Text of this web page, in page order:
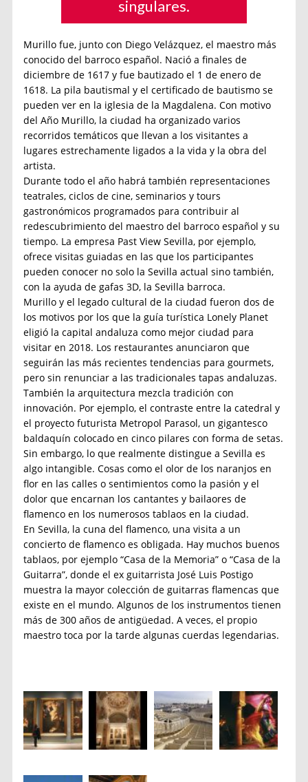
singulares.
Murillo fue, junto con Diego Velázquez, el maestro más
conocido del barroco español. Nació a finales de
diciembre de 1617 y fue bautizado el 1 de enero de
1618. La pila bautismal y el certificado de bautismo se
pueden ver en la iglesia de la Magdalena. Con motivo
del Año Murillo, la ciudad ha organizado varios
recorridos temáticos que llevan a los visitantes a
lugares estrechamente ligados a la vida y la obra del
artista.
Durante todo el año habrá también representaciones
teatrales, ciclos de cine, seminarios y tours
gastronómicos programados para contribuir al
redescubrimiento del maestro del barroco español y su
tiempo. La empresa Past View Sevilla, por ejemplo,
ofrece visitas guiadas en las que los participantes
pueden conocer no solo la Sevilla actual sino también,
con la ayuda de gafas 3D, la Sevilla barroca.
Murillo y el legado cultural de la ciudad fueron dos de
los motivos por los que la guía turística Lonely Planet
eligió la capital andaluza como mejor ciudad para
visitar en 2018. Los restaurantes anunciaron que
seguirán las más recientes tendencias para gourmets,
pero sin renunciar a las tradicionales tapas andaluzas.
También la arquitectura mezcla tradición con
innovación. Por ejemplo, el contraste entre la catedral y
el proyecto futurista Metropol Parasol, un gigantesco
baldaquín colocado en cinco pilares con forma de setas.
Sin embargo, lo que realmente distingue a Sevilla es
algo intangible. Cosas como el olor de los naranjos en
flor en las calles o sentimientos como la pasión y el
dolor que encarnan los cantantes y bailaores de
flamenco en los numerosos tablaos en la ciudad.
En Sevilla, la cuna del flamenco, una visita a un
concierto de flamenco es obligada. Hay muchos buenos
tablaos, por ejemplo “Casa de la Memoria” o “Casa de la
Guitarra”, donde el ex guitarrista José Luis Postigo
muestra la mayor colección de guitarras flamencas que
existe en el mundo. Algunos de los instrumentos tienen
más de 300 años de antigüedad. A veces, el propio
maestro toca por la tarde algunas cuerdas legendarias.